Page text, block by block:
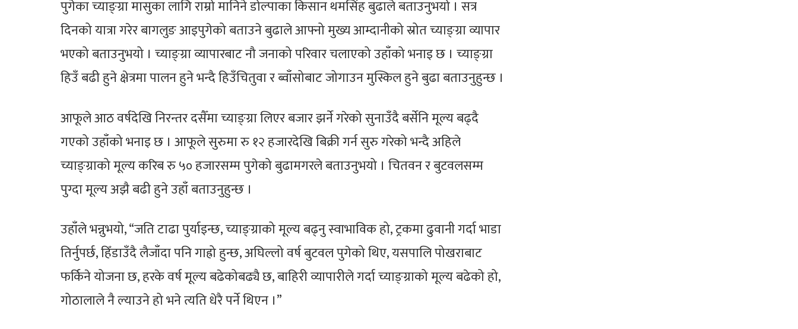
पुगेका च्याङ्ग्रा मासुका लागि राम्रो मानिने डोल्पाका किसान थमसिंह बुढाले बताउनुभयो । सत्र
दिनको यात्रा गरेर बागलुङ आइपुगेको बताउने बुढाले आफ्नो मुख्य आम्दानीको स्रोत च्याङ्ग्रा व्यापार
भएको बताउनुभयो । च्याङ्ग्रा व्यापारबाट नौ जनाको परिवार चलाएको उहाँको भनाइ छ । च्याङ्ग्रा
हिउँ बढी हुने क्षेत्रमा पालन हुने भन्दै हिउँचितुवा र ब्वाँसोबाट जोगाउन मुस्किल हुने बुढा बताउनुहुन्छ ।
आफूले आठ वर्षदेखि निरन्तर दसैँमा च्याङ्ग्रा लिएर बजार झर्ने गरेको सुनाउँदै बर्सेनि मूल्य बढ्दै
गएको उहाँको भनाइ छ । आफूले सुरुमा रु १२ हजारदेखि बिक्री गर्न सुरु गरेको भन्दै अहिले
च्याङ्ग्राको मूल्य करिब रु ५० हजारसम्म पुगेको बुढामगरले बताउनुभयो । चितवन र बुटवलसम्म
पुग्दा मूल्य अझै बढी हुने उहाँ बताउनुहुन्छ ।
उहाँले भन्नुभयो, “जति टाढा पुर्याइन्छ, च्याङ्ग्राको मूल्य बढ्नु स्वाभाविक हो, ट्रकमा ढुवानी गर्दा भाडा
तिर्नुपर्छ, हिँडाउँदै लैजाँदा पनि गाह्रो हुन्छ, अघिल्लो वर्ष बुटवल पुगेको थिए, यसपालि पोखराबाट
फर्किने योजना छ, हरके वर्ष मूल्य बढेकोबढ्यै छ, बाहिरी व्यापारीले गर्दा च्याङ्ग्राको मूल्य बढेको हो,
गोठालाले नै ल्याउने हो भने त्यति धेरै पर्ने थिएन ।”